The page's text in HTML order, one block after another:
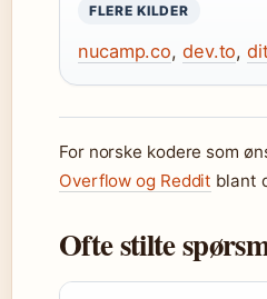
FLERE KILDER
nucamp.co, dev.to,
For norske kodere som
Overflow og Reddit blant
Ofte stilte